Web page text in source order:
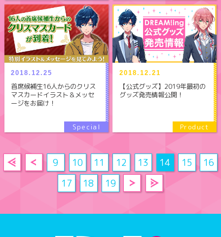
2018.12.25
首席候補生16人からのクリス
マスカードイラスト＆メッセ
ージをお届け！
2018.12.21
【公式グッズ】2019年最初の
グッズ発売情報公開！
9 10 11 12 13 14 15
16
17
18 19